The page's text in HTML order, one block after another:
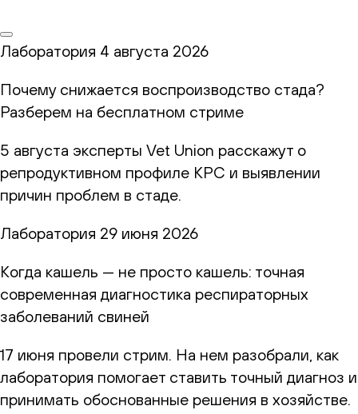
Лаборатория 4 августа 2026
Почему снижается воспроизводство стада?
Разберем на бесплатном стриме
5 августа эксперты Vet Union расскажут о
репродуктивном профиле КРС и выявлении
причин проблем в стаде.
Лаборатория 29 июня 2026
Когда кашель — не просто кашель: точная
современная диагностика респираторных
заболеваний свиней
17 июня провели стрим. На нем разобрали, как
лаборатория помогает ставить точный диагноз и
принимать обоснованные решения в хозяйстве.